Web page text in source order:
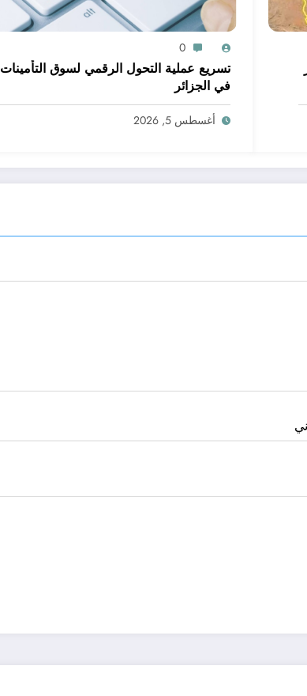
0
تسريع عملية التحول الرقمي لسوق التأمينات
في الجزائر
أغسطس 5, 2026